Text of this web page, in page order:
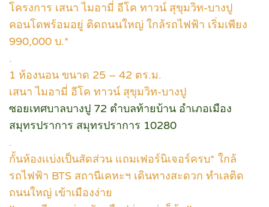
โครงการ เสนา ไมอามี่ อีโค ทาวน์ สุขุมวิท-บางปู
คอนโดพร้อมอยู่ ติดถนนใหญ่ ใกล้รถไฟฟ้า เริ่มเพียง
990,000 บ.*
.
1 ห้องนอน ขนาด 25 – 42 ตร.ม.
เสนา ไมอามี่ อีโค ทาวน์ สุขุมวิท-บางปู
ซอยเทศบาลบางปู 72 ตำบลท้ายบ้าน อำเภอเมือง
สมุทรปราการ สมุทรปราการ 10280
.
กั้นห้องเเบ่งเป็นสัดส่วน แถมเฟอร์นิเจอร์ครบ* ใกล้
รถไฟฟ้า BTS สถานีเคหะฯ เดินทางสะดวก ทำเลติด
ถนนใหญ่ เข้าเมืองง่าย